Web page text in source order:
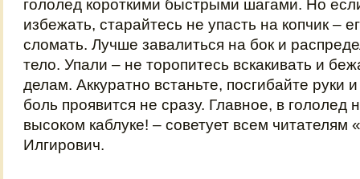
гололед короткими быстрыми шагами. Но
избежать, старайтесь не упасть на копчик –
сломать. Лучше завалиться на бок и
тело. Упали – не торопитесь вскакивать и
делам. Аккуратно встаньте, посгибайте руки
боль проявится не сразу. Главное, в гололед
высоком каблуке! – советует всем
Илгирович.